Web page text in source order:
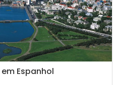
Espanhol